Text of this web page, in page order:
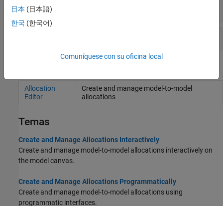
Conjuntos de asignaciones
Allocation
Editor
Create and manage model-to-model
allocations
Temas
Create and Manage Allocations Interactively
Create and manage model-to-model allocations interactively on
the model canvas.
Create and Manage Allocations Programmatically
Create and manage model-to-model allocations using
programmatic interfaces.
日本 (日本語)
한국 (한국어)
Comuníquese con su oficina local